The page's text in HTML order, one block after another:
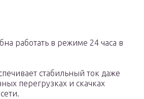
работать в режиме 24 часа в
стабильный ток даже
перегрузках и скачках